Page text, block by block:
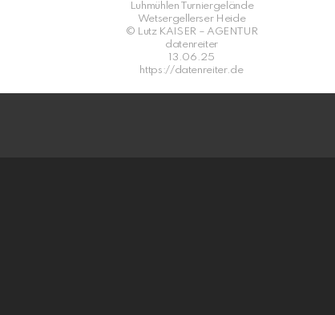
Luhmühlen Turniergelände
Wetsergellerser Heide
© Lutz KAISER – AGENTUR
datenreiter
13.06.25
https://datenreiter.de